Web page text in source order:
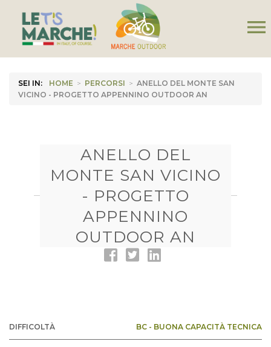
menu
SEI IN: HOME > PERCORSI > ANELLO DEL MONTE SAN
VICINO - PROGETTO APPENNINO OUTDOOR AN
ANELLO DEL
MONTE SAN VICINO
- PROGETTO
APPENNINO
OUTDOOR AN
DIFFICOLTÀ BC - BUONA CAPACITÀ TECNICA